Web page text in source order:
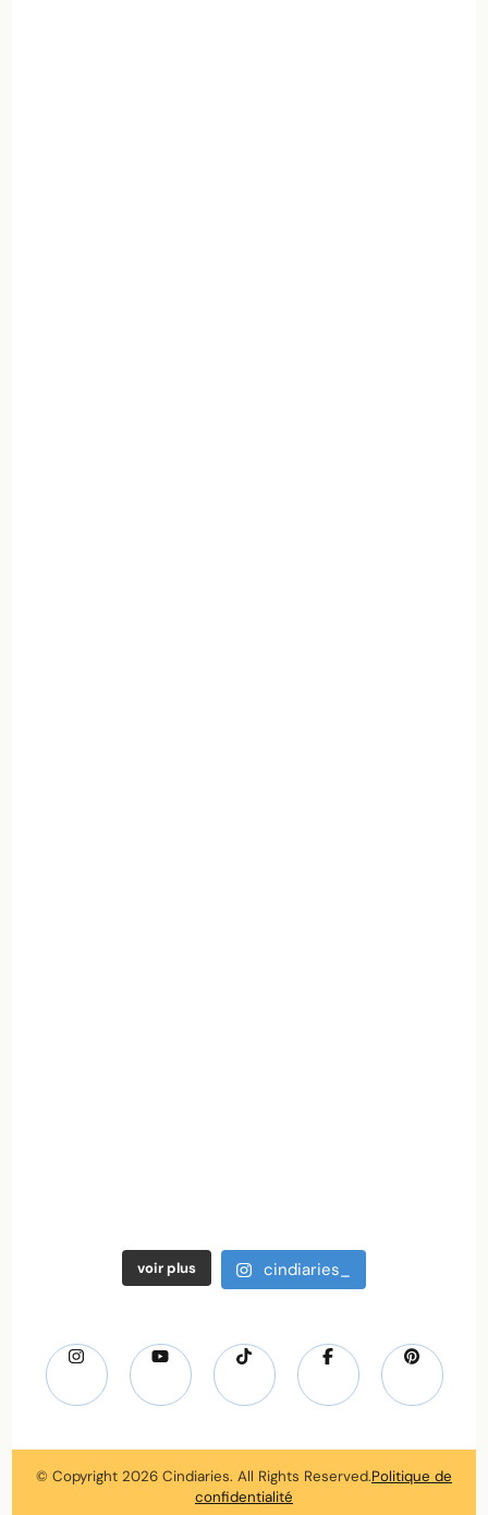
voir plus cindiaries_
© Copyright 2026 Cindiaries. All Rights Reserved.Politique de
confidentialité